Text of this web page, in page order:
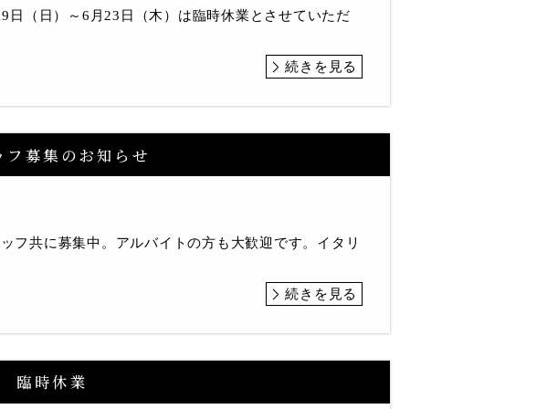
日（日）～6月23日（木）は臨時休業とさせていただ
続きを見る
フ募集のお知らせ
フ共に募集中。アルバイトの方も大歓迎です。イタリ
続きを見る
臨時休業